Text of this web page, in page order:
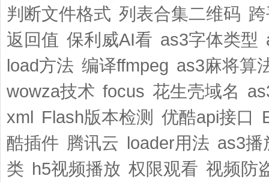
判断文件格式 列表合集二维码
返回值 保利威AI看 as3字体类型
load方法 编译ffmpeg as3麻将算
wowza技术 focus 花生壳域名
xml Flash版本检测 优酷api接口
酷插件 腾讯云 loader用法 as3播
类 h5视频播放 权限观看 视频防